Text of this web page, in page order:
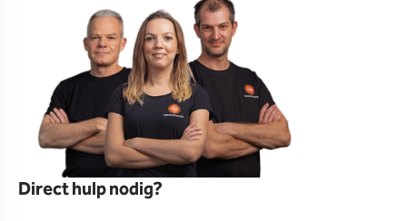
Direct hulp nodig?